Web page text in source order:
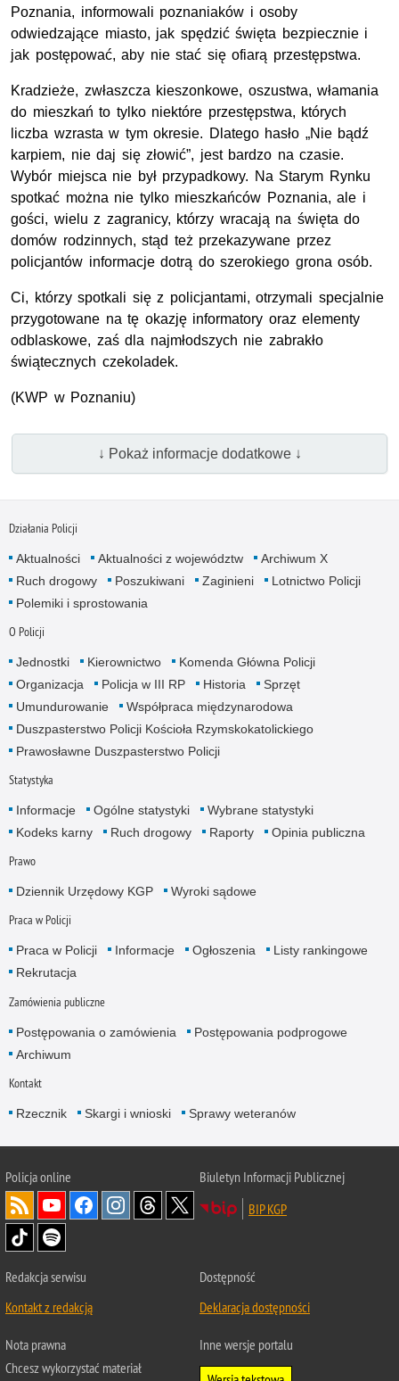
Poznania, informowali poznaniaków i osoby
odwiedzające miasto, jak spędzić święta bezpiecznie i
jak postępować, aby nie stać się ofiarą przestępstwa.
Kradzieże, zwłaszcza kieszonkowe, oszustwa, włamania
do mieszkań to tylko niektóre przestępstwa, których
liczba wzrasta w tym okresie. Dlatego hasło „Nie bądź
karpiem, nie daj się złowić”, jest bardzo na czasie.
Wybór miejsca nie był przypadkowy. Na Starym Rynku
spotkać można nie tylko mieszkańców Poznania, ale i
gości, wielu z zagranicy, którzy wracają na święta do
domów rodzinnych, stąd też przekazywane przez
policjantów informacje dotrą do szerokiego grona osób.
Ci, którzy spotkali się z policjantami, otrzymali specjalnie
przygotowane na tę okazję informatory oraz elementy
odblaskowe, zaś dla najmłodszych nie zabrakło
świątecznych czekoladek.
(KWP w Poznaniu)
↓ Pokaż informacje dodatkowe ↓
Działania Policji
Aktualności Aktualności z województw
Archiwum X
Ruch drogowy
Poszukiwani Zaginieni
Lotnictwo Policji
Polemiki i sprostowania
O Policji
Jednostki Kierownictwo
Komenda Główna Policji
Organizacja
Policja w III RP Historia
Sprzęt
Umundurowanie
Współpraca międzynarodowa
Duszpasterstwo Policji Kościoła Rzymskokatolickiego
Prawosławne Duszpasterstwo Policji
Statystyka
Informacje Ogólne statystyki
Wybrane statystyki
Kodeks karny
Ruch drogowy Raporty Opinia publiczna
Prawo
Dziennik Urzędowy KGP Wyroki sądowe
Praca w Policji
Praca w Policji Informacje Ogłoszenia
Listy rankingowe
Rekrutacja
Zamówienia publiczne
Postępowania o zamówienia
Postępowania podprogowe
Archiwum
Kontakt
Rzecznik Skargi i wnioski Sprawy weteranów
Policjaonline
Biuletyn Informacji Publicznej
BIP KGP
Redakcja serwisu
Kontakt z redakcją
Dostępność
Deklaracja dostępności
Nota prawna
Chcesz wykorzystać materiał
Inne wersje portalu